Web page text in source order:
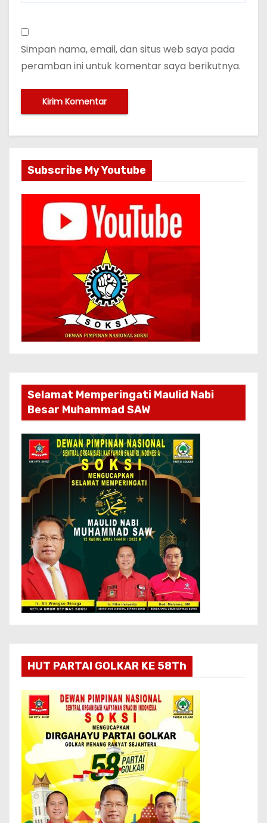
Simpan nama, email, dan situs web saya pada
peramban ini untuk komentar saya berikutnya.
Subscribe My Youtube
Selamat Memperingati Maulid Nabi
Besar Muhammad SAW
HUT PARTAI GOLKAR KE 58Th